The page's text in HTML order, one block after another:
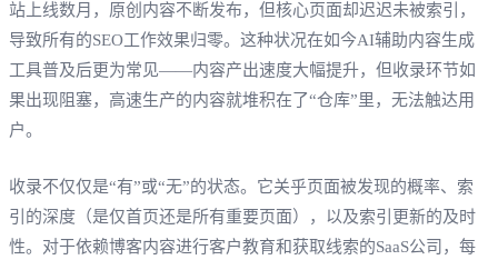
站上线数月，原创内容不断发布，但核心页面却迟迟未被索引，
导致所有的SEO工作效果归零。这种状况在如今AI辅助内容生成
工具普及后更为常见——内容产出速度大幅提升，但收录环节如
果出现阻塞，高速生产的内容就堆积在了“仓库”里，无法触达用
户。
收录不仅仅是“有”或“无”的状态。它关乎页面被发现的概率、索
引的深度（是仅首页还是所有重要页面），以及索引更新的及时
性。对于依赖博客内容进行客户教育和获取线索的SaaS公司，每